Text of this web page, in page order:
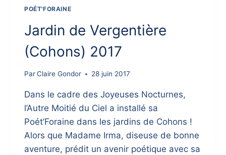
POÉT'FORAINE
Jardin de Vergentière
(Cohons) 2017
ParClaire Gondor 28 juin 2017
Dans le cadre des Joyeuses Nocturnes,
l’Autre Moitié du Ciel a installé sa
Poét’Foraine dans les jardins de Cohons !
Alors que Madame Irma, diseuse de bonne
aventure, prédit un avenir poétique avec sa